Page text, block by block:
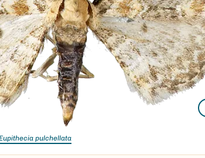
pulchellata